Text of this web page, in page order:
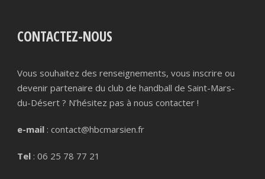
CONTACTEZ-NOUS
Vous souhaitez des renseignements, vous inscrire ou
devenir partenaire du club de handball de Saint-Mars-
du-Désert ? N’hésitez pas à nous contacter !
e-mail : contact@hbcmarsien.fr
Tel : 06 25 78 77 21